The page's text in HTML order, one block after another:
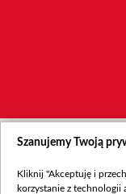
Szanujemy Twoją
Kliknij "Akceptuję i
korzystanie z technologii